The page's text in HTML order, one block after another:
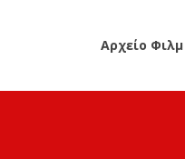
Αρχείο Φιλμ